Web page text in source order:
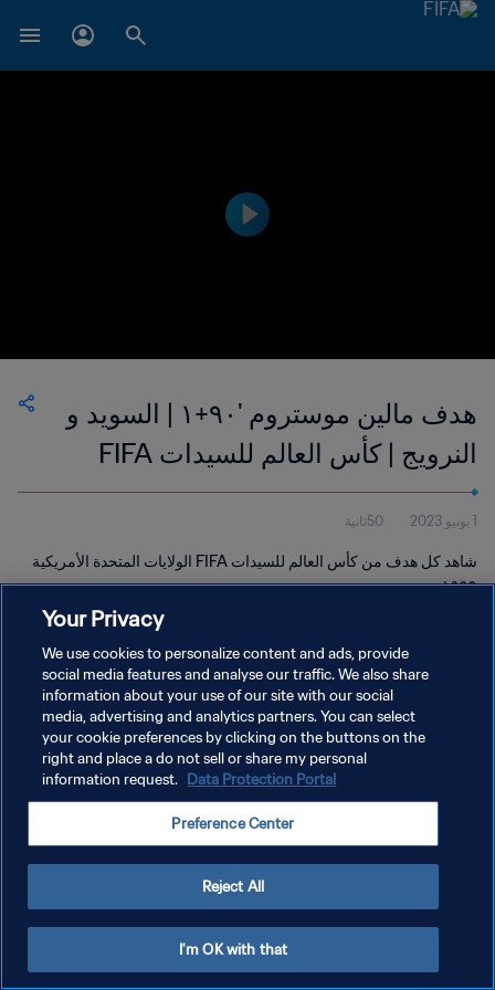
هدف مالين موستروم '٩٠+١ | السويد و
النرويج | كأس العالم للسيدات FIFA
الولايات المتحدة الأمريكية ١٩٩٩
1 يونيو 2023 50ثانية
شاهد كل هدف من كأس العالم للسيدات FIFA الولايات المتحدة الأمريكية
١٩٩٩.
سياسة الخصوصية
إدارة تفضيلات ملفات تعريف الارتباط
Your Privacy
We use cookies to personalize content and ads, provide
social media features and analyse our traffic. We also share
information about your use of our site with our social
media, advertising and analytics partners. You can select
your cookie preferences by clicking on the buttons on the
right and place a do not sell or share my personal
information request. Data Protection Portal
Preference Center
Reject All
I'm OK with that